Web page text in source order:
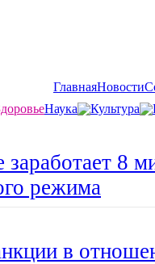
ГлавнаяНовости
Наука Культура
заработает 8
режима
в